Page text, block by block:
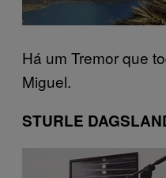
Há um Tremor que
Miguel.
STURLE